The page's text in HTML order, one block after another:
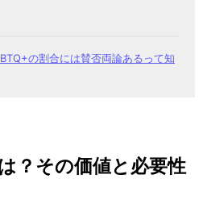
の割合には賛否両論あるって知
？その価値と必要性